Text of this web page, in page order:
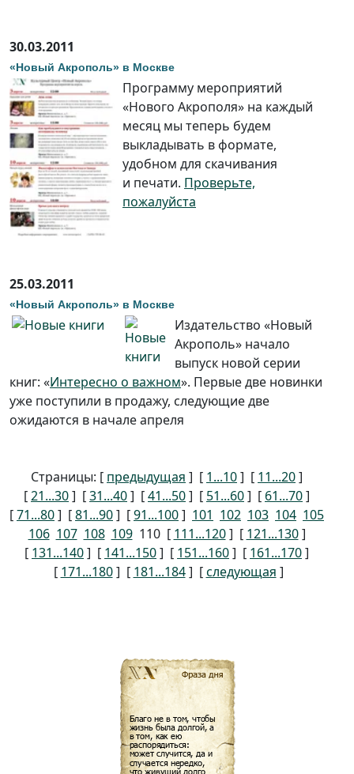
30.03.2011
«Новый Акрополь» в Москве
Программу мероприятий
«Нового Акрополя» на каждый
месяц мы теперь будем
выкладывать в формате,
удобном для скачивания
и печати. Проверьте,
пожалуйста
25.03.2011
«Новый Акрополь» в Москве
Издательство «Новый
Акрополь» начало
выпуск новой серии
книг: «Интересно о важном». Первые две новинки
уже поступили в продажу, следующие две
ожидаются в начале апреля
Страницы: [ предыдущая ] [ 1...10] [ 11...20]
[21...30] [31...40] [41...50] [ 51...60] [ 61...70]
[71...80] [81...90] [91...100] 101 102 103 104 105
106 107 108 109 110[ 111...120] [ 121...130]
[ 131...140] [ 141...150] [ 151...160] [ 161...170]
[ 171...180] [ 181...184] [следующая ]